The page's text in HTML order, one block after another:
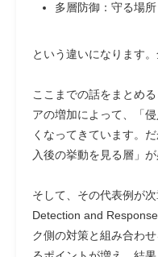
多層防御：守る場所
という違いになります。
ここまでの話をまとめ
アの増加によって、「
くなってきています。
入後の挙動を見る層」
そして、その代表例が次
Detection and Response
ク側の対策と組み合わ